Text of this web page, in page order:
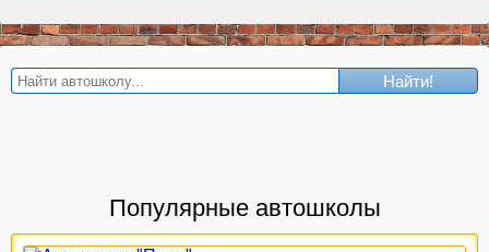
Найти!
Популярные автошколы